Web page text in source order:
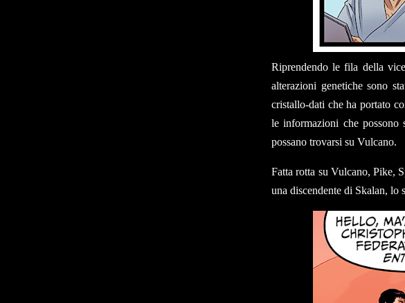
Riprendendo le fila della
alterazioni genetiche sono
cristallo-dati che ha portato
le informazioni che possono
possano trovarsi su Vulcano.
Fatta rotta su Vulcano, Pike,
una discendente di Skalan, lo